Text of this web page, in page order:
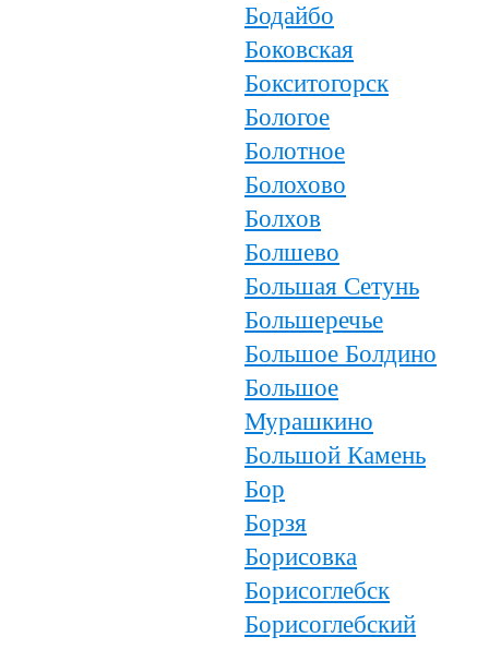
Бодайбо
Боковская
Бокситогорск
Бологое
Болотное
Болохово
Болхов
Болшево
Большая Сетунь
Большеречье
Большое Болдино
Большое
Мурашкино
Большой Камень
Бор
Борзя
Борисовка
Борисоглебск
Борисоглебский